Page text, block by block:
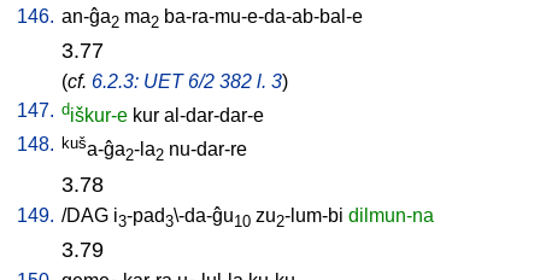
146. an-ĝa2 ma2 ba-ra-mu-e-da-ab-bal-e
3.77
(cf. 6.2.3: UET 6/2 382 l. 3)
147. diškur-e kur al-dar-dar-e
148. kuša-ĝa2-la2 nu-dar-re
3.78
149. /DAG i3-pad3\-da-ĝu10 zu2-lum-bi dilmun-na
3.79